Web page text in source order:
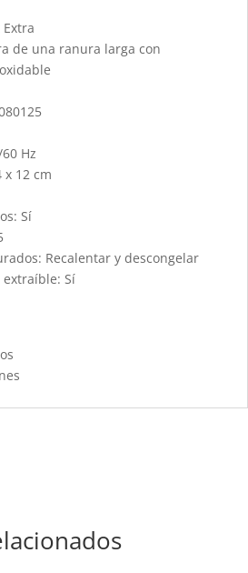
de una ranura larga con
Hz
x 12 cm
Sí
Recalentar y descongelar
extraíble: Sí